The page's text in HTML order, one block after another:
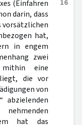
16
(Einfahren
darin, dass
vorsätzlichen
hat,
in engem
zwei
eine
die vor
von
abzielenden
hat das